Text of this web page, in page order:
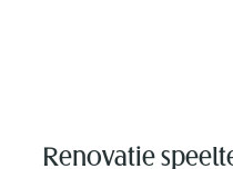
Renovatie